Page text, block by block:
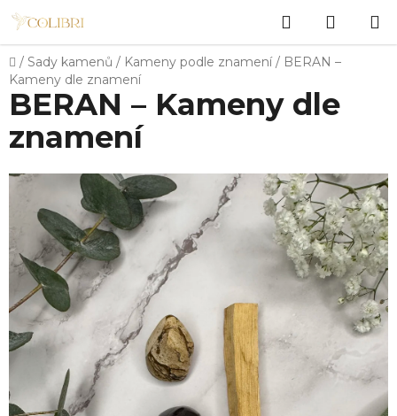
Přejít
obsah
Hledat
KOŠÍK
Domů
/ Sady kamenů / Kameny podle znamení / BERAN –
Kameny dle znamení
BERAN – Kameny dle
znamení